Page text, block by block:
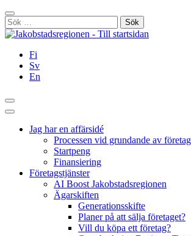
Hoppa
till
innehållet
Stäng
Sök
efter:
Fi
Sv
En
Sök
Huvudmeny
Jag har en affärsidé
Processen vid grundande av företag
Startpeng
Finansiering
Företagstjänster
AI Boost Jakobstadsregionen
Ägarskiften
Generationsskifte
Planer på att sälja företaget?
Vill du köpa ett företag?